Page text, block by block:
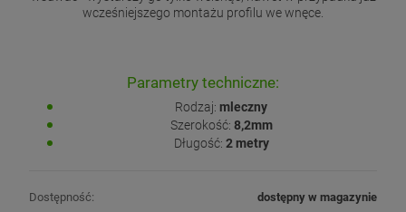
wcześniejszego montażu profilu we wnęce.
Parametry techniczne:
Rodzaj: mleczny
Szerokość: 8,2mm
Długość: 2 metry
Dostępność:
dostępny w magazynie